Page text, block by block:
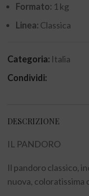
Formato: 1 kg
Linea: Classica
Categoria: Italia
Condividi:
DESCRIZIONE
IL PANDORO
Il pandoro classico,
nuova, coloratissima